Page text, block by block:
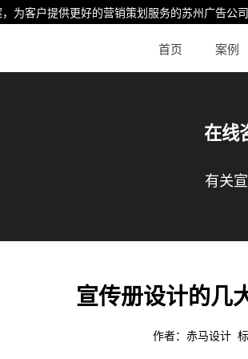
为客户提供更好的营销策划服务的苏州广告公司
首页 案例
在线
有关
宣传册设计的几
作者：赤马设计